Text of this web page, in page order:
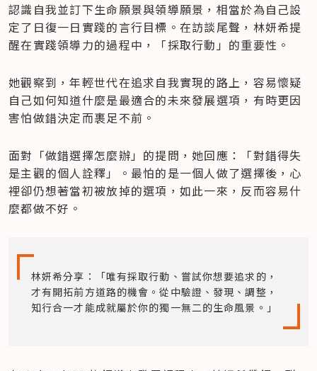
認識自我並訂下生命願景與領導願景，相當於為自己設
定了日復一日實踐的言行目標。在訪談尾聲，林妍希提
醒在實踐領導力的過程中，「採取行動」的重要性。
她觀察到，年輕世代在追求自我實現的路上，容易懷疑
自己如何知道什麼是最適合的未來發展選項，有時更因
害怕做錯決定而裹足不前。
面對「做錯選擇怎麼辦」的提問，她回應：「對錯得失
是主觀的個人詮釋」。最怕的是一個人做了選擇後，心
裡卻仍想著當初被放掉的選項，如此一來，反而容易什
麼都做不好。​​​​
林妍希分享：「唯有採取行動、嘗試你想要追求的，
才有開拓前方道路的機會。從中驗證、發現、調整，
知行合一才能成就屬於你的獨一無二的生命風景。」